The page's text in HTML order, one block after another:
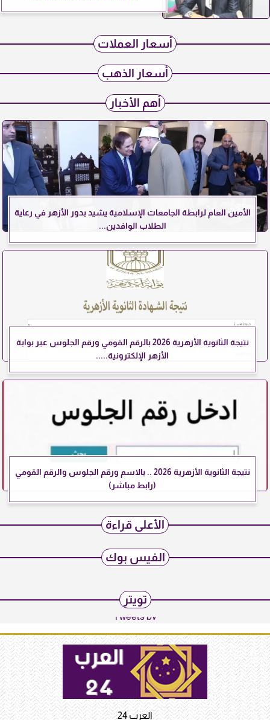
أسعار العملات
أسعار الذهب
أهم الأخبار
الأمين العام لرابطة الجامعات الإسلامية يشيد بدور الأزهر في رعاية
الطلاب الوافدين...
نتيجة الثانوية الأزهرية 2026 بالرقم القومي ورقم الجلوس عبر بوابة
الأزهر الإلكترونية.....
نتيجة الثانوية الأزهرية 2026 .. بالاسم ورقم الجلوس والرقم القومي
(رابط مباشر)
الأعلى قراءة
الفيس بوك
تويتر
Tweets by
العرب 24